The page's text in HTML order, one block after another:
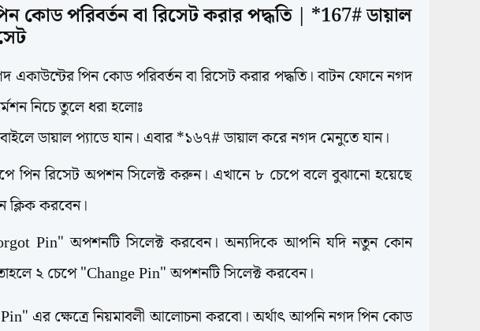
কোড পরিবর্তন বা রিসেট করার পদ্ধতি | *167# ডায়াল
পিন কোড পরিবর্তন বা রিসেট করার পদ্ধতি। বাটন ফোনে নগদ
নিচে তুলে ধরা হলোঃ
ডায়াল প্যাডে যান। এবার *১৬৭# ডায়াল করে নগদ মেনুতে যান।
পিন রিসেট অপশন সিলেক্ট করুন। এখানে ৮ চেপে বলে বুঝানো হয়েছে
ক্লিক করবেন।
Pin" অপশনটি সিলেক্ট করবেন। অন্যদিকে আপনি যদি নতুন কোন
২ চেপে "Change Pin" অপশনটি সিলেক্ট করবেন।
এর ক্ষেত্রে নিয়মাবলী আলোচনা করবো। অর্থাৎ আপনি নগদ পিন কোড